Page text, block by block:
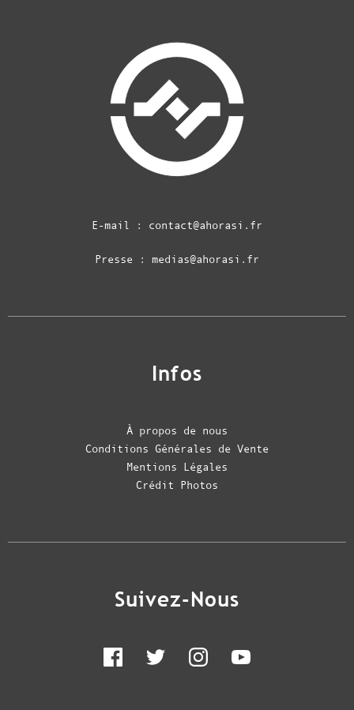
E-mail : contact@ahorasi.fr
Presse : medias@ahorasi.fr
Infos
À propos de nous
Conditions Générales de Vente
Mentions Légales
Crédit Photos
Suivez-Nous